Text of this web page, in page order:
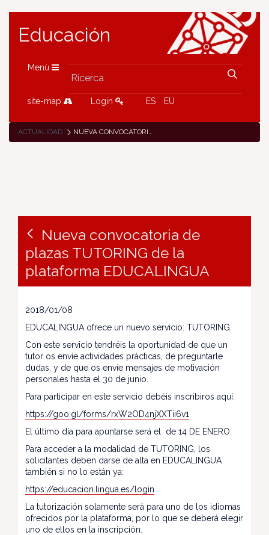
Educación
Menù
site-map Login ES EU
ACTUALIDAD NUEVA CONVOCATORIA DE PLAZAS TUTORING DE LA PLATAFORMA EDUCALINGUA
Nueva convocatoria de
plazas TUTORING de la
plataforma EDUCALINGUA
2018/01/08
EDUCALINGUA ofrece un nuevo servicio: TUTORING.
Con este servicio tendréis la oportunidad de que un
tutor os envíe actividades prácticas, de preguntarle
dudas, y de que os envíe mensajes de motivación
personales hasta el 30 de junio.
Para participar en este servicio debéis inscribiros aquí:
https://goo.gl/forms/rxW2OD4njXXTii6v1
El último día para apuntarse será el de 14 DE ENERO.
Para acceder a la modalidad de TUTORING, los
solicitantes deben darse de alta en EDUCALINGUA
también si no lo están ya:
https://educacion.lingua.es/login
La tutorización solamente será para uno de los idiomas
ofrecidos por la plataforma, por lo que se deberá elegir
uno de ellos en la inscripción.